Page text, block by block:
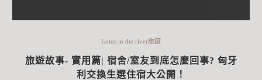
Lotus in the river旅遊
旅遊故事- 實用篇| 宿舍/室友到底怎麼回事? 匈牙
利交換生選住宿大公開！